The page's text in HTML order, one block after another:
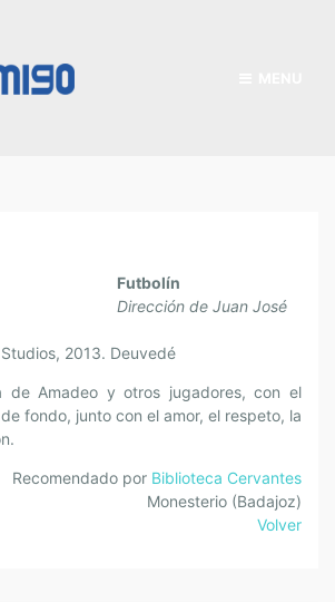
Futbolín
Dirección de Juan José
2013. Deuvedé
de Amadeo y otros jugadores, con el
fondo, junto con el amor, el respeto, la
Recomendado por Biblioteca Cervantes
Monesterio (Badajoz)
Volver